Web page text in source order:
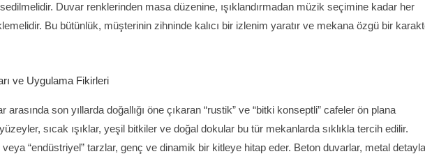
Duvar renklerinden masa düzenine, ışıklandırmadan müzik seçimine kadar her
Bu bütünlük, müşterinin zihninde kalıcı bir izlenim yaratır ve mekana özgü bir
ve Uygulama Fikirleri
arasında son yıllarda doğallığı öne çıkaran “rustik” ve “bitki konseptli” cafeler ön plana
sıcak ışıklar, yeşil bitkiler ve doğal dokular bu tür mekanlarda sıklıkla tercih edilir.
veya “endüstriyel” tarzlar, genç ve dinamik bir kitleye hitap eder. Beton duvarlar, metal